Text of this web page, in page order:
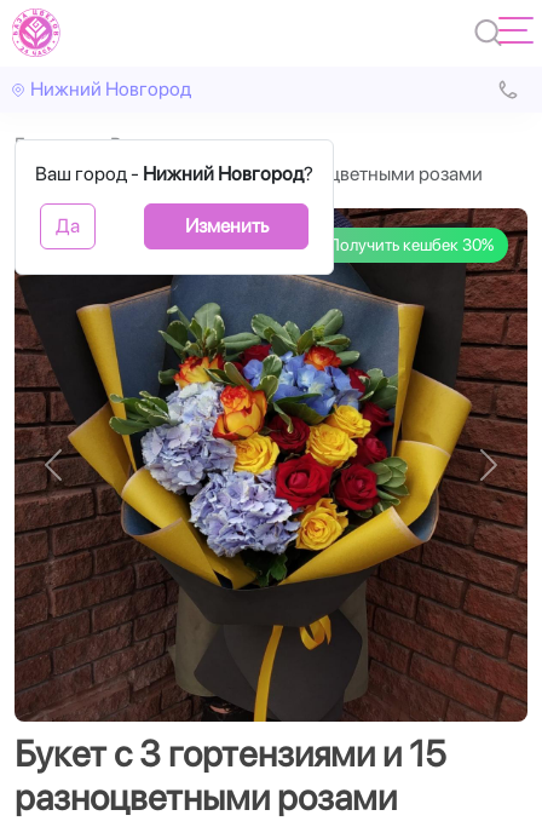
Нижний Новгород
Ваш город - Нижний Новгород?
Да Изменить
Главная
Розы
Букет с 3 гортензиями и 15 разноцветными розами
Получить кешбек 30%
Назад
Букет с 3 гортензиями и 15
разноцветными розами